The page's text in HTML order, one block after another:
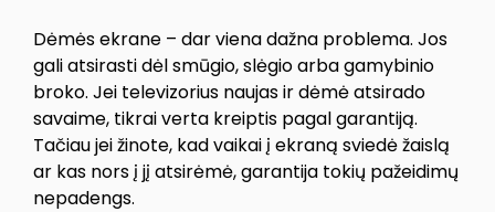
Dėmės ekrane – dar viena dažna problema. Jos
gali atsirasti dėl smūgio, slėgio arba gamybinio
broko. Jei televizorius naujas ir dėmė atsirado
savaime, tikrai verta kreiptis pagal garantiją.
Tačiau jei žinote, kad vaikai į ekraną sviedė žaislą
ar kas nors į jį atsirėmė, garantija tokių pažeidimų
nepadengs.